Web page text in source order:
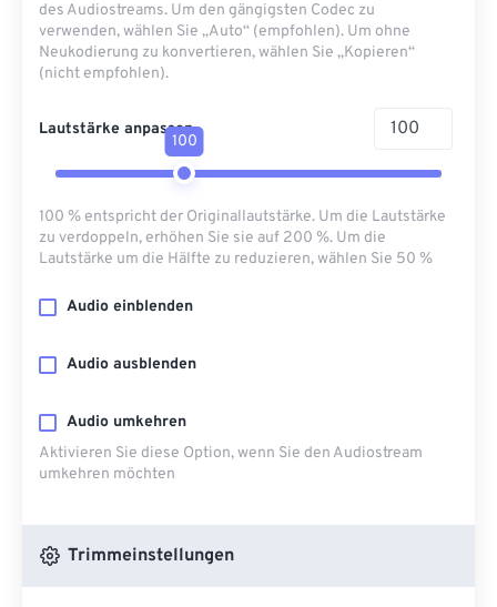
des Audiostreams. Um den gängigsten Codec zu
verwenden, wählen Sie „Auto“ (empfohlen). Um ohne
Neukodierung zu konvertieren, wählen Sie „Kopieren“
(nicht empfohlen).
Lautstärke anpassen
100
100 % entspricht der Originallautstärke. Um die Lautstärke
zu verdoppeln, erhöhen Sie sie auf 200 %. Um die
Lautstärke um die Hälfte zu reduzieren, wählen Sie 50 %
Audio einblenden
Audio ausblenden
Audio umkehren
Aktivieren Sie diese Option, wenn Sie den Audiostream
umkehren möchten
Trimmeinstellungen